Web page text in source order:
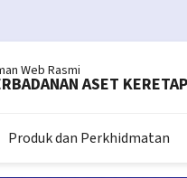
Web Rasmi
ASET
Produk dan Perkhidmatan